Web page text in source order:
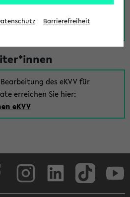
Gastzugang
des eKVV für
erreichen Sie hier:
eKVV
Barrierefreiheit